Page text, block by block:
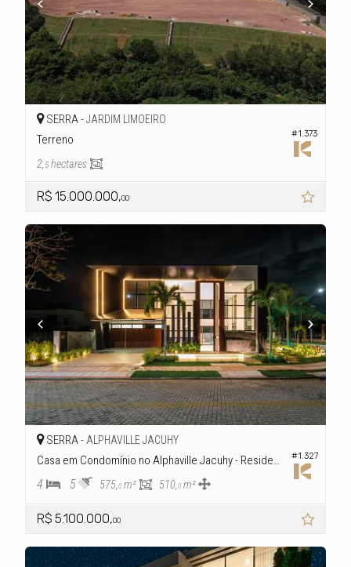
#1.373
SERRA -JARDIM LIMOEIRO
Terreno
2,5hectares
R$ 15.000.000,00
#1.327
SERRA - ALPHAVILLE JACUHY
Casa em Condomínio no Alphaville Jacuhy - Residencial 4
4 5 575,0m² 510,0 m²
R$ 5.100.000,00